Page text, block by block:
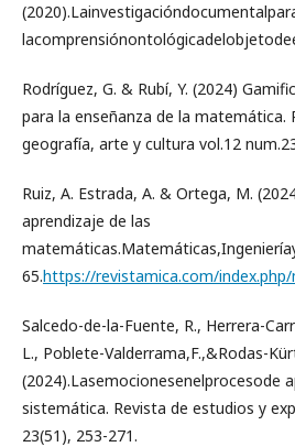
Rodríguez, G. & Rubí, Y. (2024)
para la enseñanza de la matemática.
geografía, arte y cultura vol.12
Ruiz, A. Estrada, A. & Ortega, M.
aprendizaje de las
65.https://revistamica.com/
Salcedo-de-la-Fuente, R., Herrera-
L., Poblete-Valderrama,F.,&Rodas-
(2024).Lasemocionesenelprocesode
sistemática. Revista de estudios y
23(51), 253-271.